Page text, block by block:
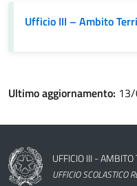
Ufficio III – Ambito
Ultimo aggiornamento:
Nome dell'amministrazione
UFFICIO III -
UFFICIO SCOLASTICO